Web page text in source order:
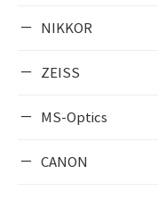
NIKKOR
ZEISS
MS-Optics
CANON